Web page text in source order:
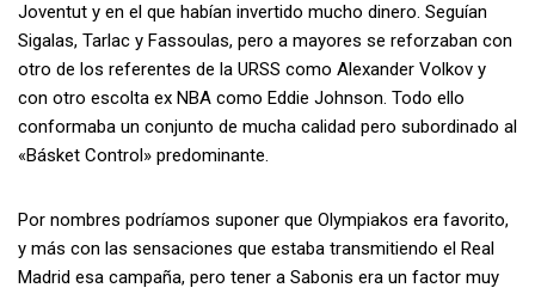
Joventut y en el que habían invertido mucho dinero. Seguían
Sigalas, Tarlac y Fassoulas, pero a mayores se reforzaban con
otro de los referentes de la URSS como Alexander Volkov y
con otro escolta ex NBA como Eddie Johnson. Todo ello
conformaba un conjunto de mucha calidad pero subordinado al
«Básket Control» predominante.
Por nombres podríamos suponer que Olympiakos era favorito,
y más con las sensaciones que estaba transmitiendo el Real
Madrid esa campaña, pero tener a Sabonis era un factor muy